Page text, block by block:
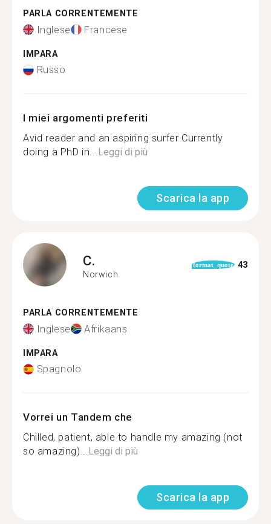
PARLA CORRENTEMENTE
Inglese Francese
IMPARA
Russo
I miei argomenti preferiti
Avid reader and an aspiring surfer Currently
doing a PhD in...Leggi di più
Scarica la app
C.
Norwich
format_quote 43
PARLA CORRENTEMENTE
Inglese Afrikaans
IMPARA
Spagnolo
Vorrei un Tandem che
Chilled, patient, able to handle my amazing (not
so amazing)...Leggi di più
Scarica la app